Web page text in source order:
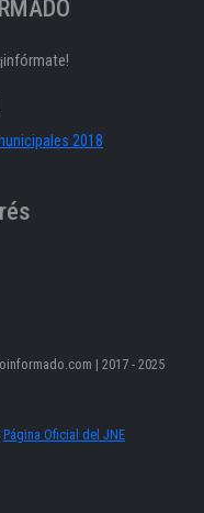
2018
| 2017 - 2025
Página Oficial del JNE